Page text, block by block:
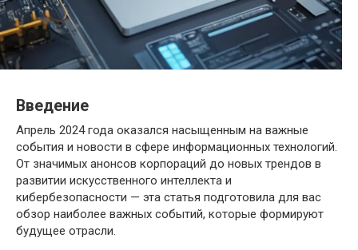
Введение
Апрель 2024 года оказался насыщенным на важные
события и новости в сфере информационных технологий.
От значимых анонсов корпораций до новых трендов в
развитии искусственного интеллекта и
кибербезопасности — эта статья подготовила для вас
обзор наиболее важных событий, которые формируют
будущее отрасли.